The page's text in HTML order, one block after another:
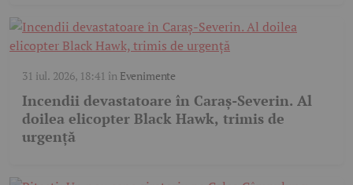
31 iul. 2026, 18:41 în Evenimente
Incendii devastatoare în Caraș-Severin. Al
doilea elicopter Black Hawk, trimis de
urgență